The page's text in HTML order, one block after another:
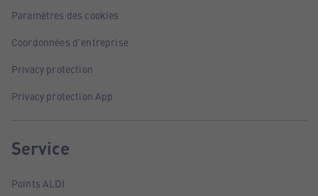
Paramètres des cookies
Coordonnées d'entreprise
Privacy protection
Privacy protection App
Service
Points ALDI